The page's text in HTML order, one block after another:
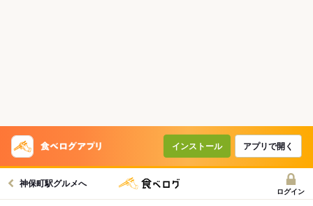
インストール アプリで開く
神保町駅グルメへ
ログイン